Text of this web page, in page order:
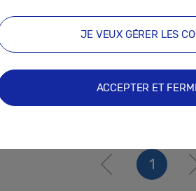
14-10-2021
1
JE VEUX GÉRER LES
ACCEPTER ET